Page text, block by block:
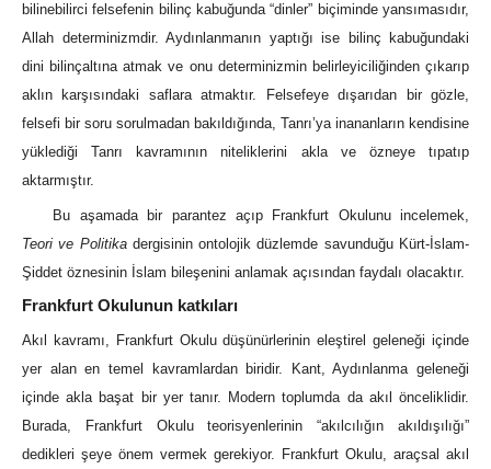
bilinebilirci felsefenin bilinç kabuğunda “dinler” biçiminde yansımasıdır,
Allah determinizmdir. Aydınlanmanın yaptığı ise bilinç kabuğundaki
dini bilinçaltına atmak ve onu determinizmin belirleyiciliğinden çıkarıp
aklın karşısındaki saflara atmaktır. Felsefeye dışarıdan bir gözle,
felsefi bir soru sorulmadan bakıldığında, Tanrı’ya inananların kendisine
yüklediği Tanrı kavramının niteliklerini akla ve özneye tıpatıp
aktarmıştır.
Bu aşamada bir parantez açıp Frankfurt Okulunu incelemek,
Teori ve Politikadergisinin ontolojik düzlemde savunduğu Kürt-İslam-
Şiddet öznesinin İslam bileşenini anlamak açısından faydalı olacaktır.
Frankfurt Okulunun katkıları
Akıl kavramı, Frankfurt Okulu düşünürlerinin eleştirel geleneği içinde
yer alan en temel kavramlardan biridir. Kant, Aydınlanma geleneği
içinde akla başat bir yer tanır. Modern toplumda da akıl önceliklidir.
Burada, Frankfurt Okulu teorisyenlerinin “akılcılığın akıldışılığı”
dedikleri şeye önem vermek gerekiyor. Frankfurt Okulu, araçsal akıl